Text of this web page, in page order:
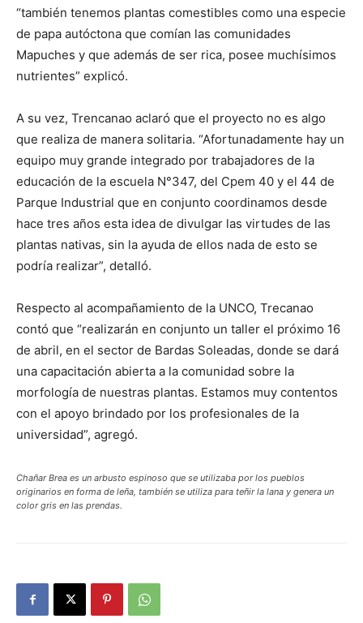
“también tenemos plantas comestibles como una especie
de papa autóctona que comían las comunidades
Mapuches y que además de ser rica, posee muchísimos
nutrientes” explicó.
A su vez, Trencanao aclaró que el proyecto no es algo
que realiza de manera solitaria. “Afortunadamente hay un
equipo muy grande integrado por trabajadores de la
educación de la escuela N°347, del Cpem 40 y el 44 de
Parque Industrial que en conjunto coordinamos desde
hace tres años esta idea de divulgar las virtudes de las
plantas nativas, sin la ayuda de ellos nada de esto se
podría realizar”, detalló.
Respecto al acompañamiento de la UNCO, Trecanao
contó que “realizarán en conjunto un taller el próximo 16
de abril, en el sector de Bardas Soleadas, donde se dará
una capacitación abierta a la comunidad sobre la
morfología de nuestras plantas. Estamos muy contentos
con el apoyo brindado por los profesionales de la
universidad”, agregó.
Chañar Brea es un arbusto espinoso que se utilizaba por los pueblos
originarios en forma de leña, también se utiliza para teñir la lana y genera un
color gris en las prendas.